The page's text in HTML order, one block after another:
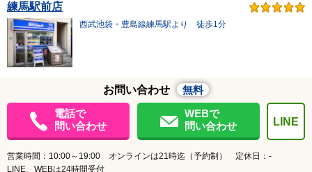
練馬駅前店
西武池袋・豊島線練馬駅より 徒歩1分
お問い合わせ
無料
電話で
問い合わせ
WEBで
問い合わせ
LINE
営業時間：10:00～19:00 オンラインは21時迄（予約制） 定休日：-
LINE、WEBは24時間受付